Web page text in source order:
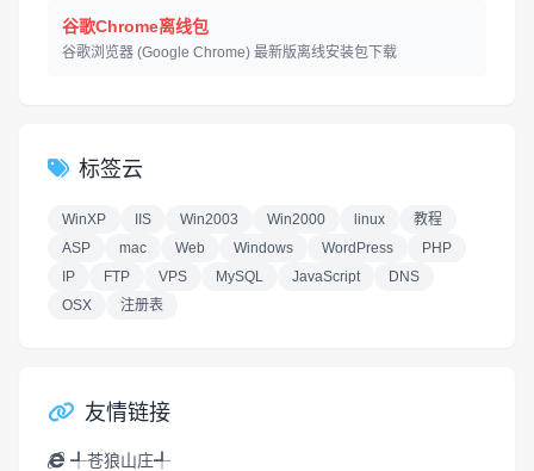
谷歌Chrome离线包
谷歌浏览器 (Google Chrome) 最新版离线安装包下载
标签云
WinXP IIS Win2003 Win2000 linux
教程
ASP
mac Web Windows WordPress
PHP
IP
FTP VPS MySQL JavaScript
DNS
OSX
注册表
友情链接
╃苍狼山庄╃